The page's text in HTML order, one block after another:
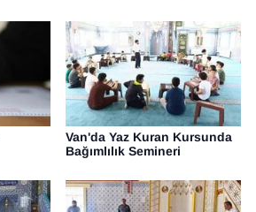
Van'da Yaz Kuran Kursunda
Bağımlılık Semineri